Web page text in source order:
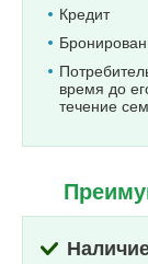
Кредит
время до
течение